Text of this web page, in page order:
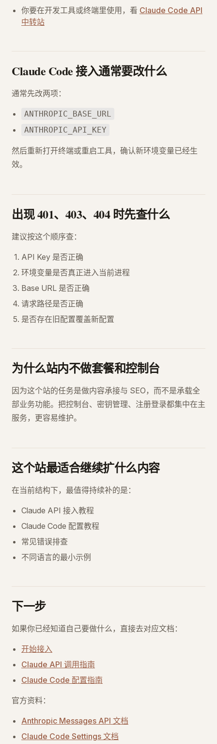
你要在开发工具或终端里使用，看 Claude Code API
中转站
Claude Code 接入通常要改什么
通常先改两项：
ANTHROPIC_BASE_URL
ANTHROPIC_API_KEY
然后重新打开终端或重启工具，确认新环境变量已经生
效。
出现 401、403、404 时先查什么
建议按这个顺序查：
API Key 是否正确
环境变量是否真正进入当前进程
Base URL 是否正确
请求路径是否正确
是否存在旧配置覆盖新配置
为什么站内不做套餐和控制台
因为这个站的任务是做内容承接与 SEO，而不是承载全
部业务功能。把控制台、密钥管理、注册登录都集中在主
服务，更容易维护。
这个站最适合继续扩什么内容
在当前结构下，最值得持续补的是：
Claude API 接入教程
Claude Code 配置教程
常见错误排查
不同语言的最小示例
下一步
如果你已经知道自己要做什么，直接去对应文档：
开始接入
Claude API 调用指南
Claude Code 配置指南
官方资料：
Anthropic Messages API 文档
Claude Code Settings 文档